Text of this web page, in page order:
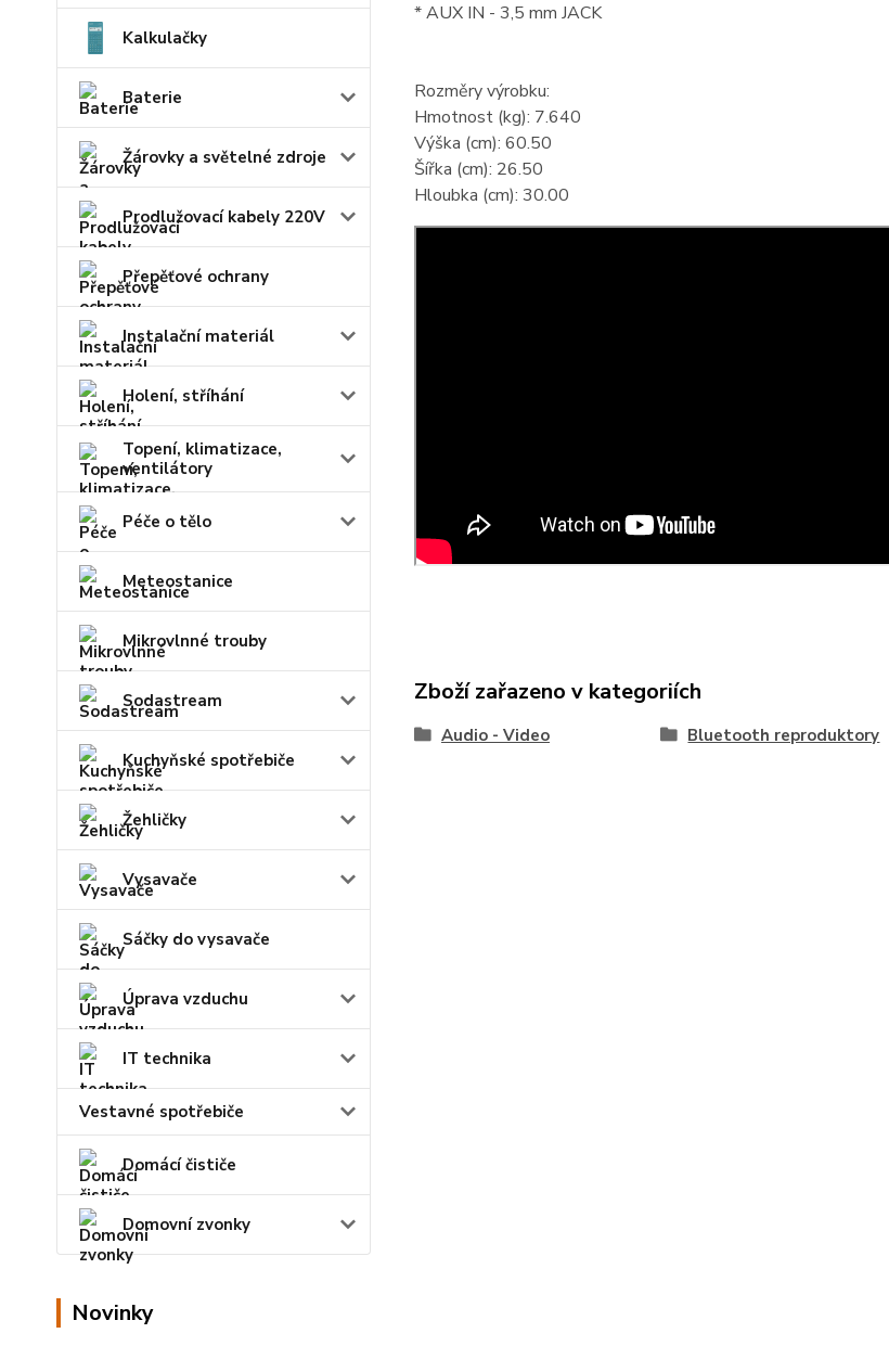
Kalkulačky
Baterie
Žárovky a světelné zdroje
Prodlužovací kabely 220V
Přepěťové ochrany
Instalační materiál
Holení, stříhání
Topení, klimatizace,
ventilátory
Péče o tělo
Meteostanice
Mikrovlnné trouby
Sodastream
Kuchyňské spotřebiče
Žehličky
Vysavače
Sáčky do vysavače
Úprava vzduchu
IT technika
Vestavné spotřebiče
Domácí čističe
Domovní zvonky
Novinky
* AUX IN - 3,5 mm JACK
Rozměry výrobku:
Hmotnost (kg): 7.640
Výška (cm): 60.50
Šířka (cm): 26.50
Hloubka (cm): 30.00
Zboží zařazeno v kategoriích
Audio - Video Bluetooth reproduktory